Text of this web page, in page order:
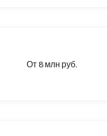
От 8 млн руб.